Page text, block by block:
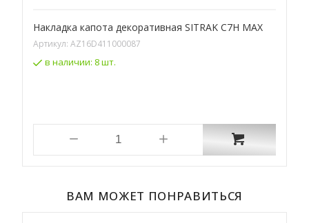
Накладка капота декоративная SITRAK C7H MAX
Артикул: AZ16D411000087
в наличии: 8 шт.
ВАМ МОЖЕТ ПОНРАВИТЬСЯ